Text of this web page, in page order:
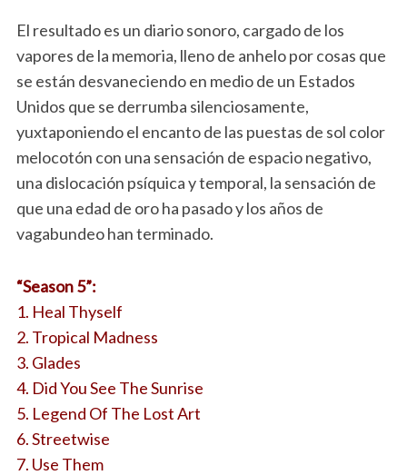
El resultado es un diario sonoro, cargado de los
vapores de la memoria, lleno de anhelo por cosas que
se están desvaneciendo en medio de un Estados
Unidos que se derrumba silenciosamente,
yuxtaponiendo el encanto de las puestas de sol color
melocotón con una sensación de espacio negativo,
una dislocación psíquica y temporal, la sensación de
que una edad de oro ha pasado y los años de
vagabundeo han terminado.
“Season 5”:
1. Heal Thyself
2. Tropical Madness
3. Glades
4. Did You See The Sunrise
5. Legend Of The Lost Art
6. Streetwise
7. Use Them